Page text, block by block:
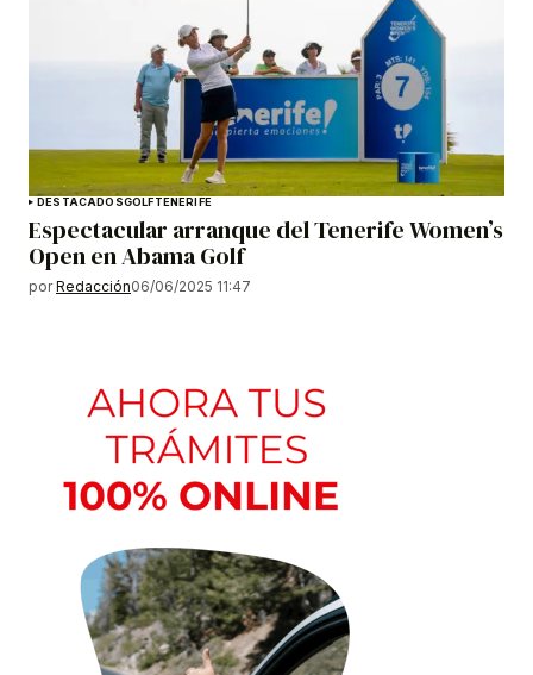
DESTACADOSGOLFTENERIFE
Espectacular arranque del Tenerife Women’s
Open en Abama Golf
por Redacción06/06/2025 11:47